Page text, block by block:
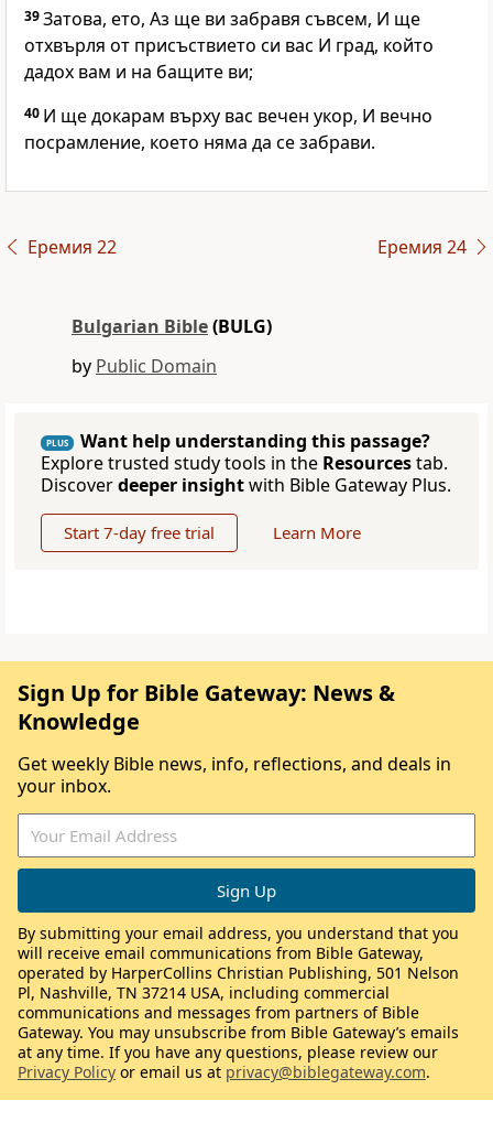
39Затова, ето, Аз ще ви забравя съвсем, И ще
отхвърля от присъствието си вас И град, който
дадох вам и на бащите ви;
40 И ще докарам върху вас вечен укор, И вечно
посрамление, което няма да се забрави.
Еремия 22 Еремия 24
Bulgarian Bible(BULG)
by Public Domain
PLUS
Want help understanding this passage?
Explore trusted study tools in the Resourcestab.
Discoverdeeper insightwith Bible Gateway Plus.
Start 7-day free trial Learn More
Sign Up for Bible Gateway: News &
Knowledge
Get weekly Bible news, info, reflections, and deals in
your inbox.
By submitting your email address, you understand that you
will receive email communications from Bible Gateway,
operated by HarperCollins Christian Publishing, 501 Nelson
Pl, Nashville, TN 37214 USA, including commercial
communications and messages from partners of Bible
Gateway. You may unsubscribe from Bible Gateway’s emails
at any time. If you have any questions, please review our
Privacy Policy or email us at privacy@biblegateway.com.